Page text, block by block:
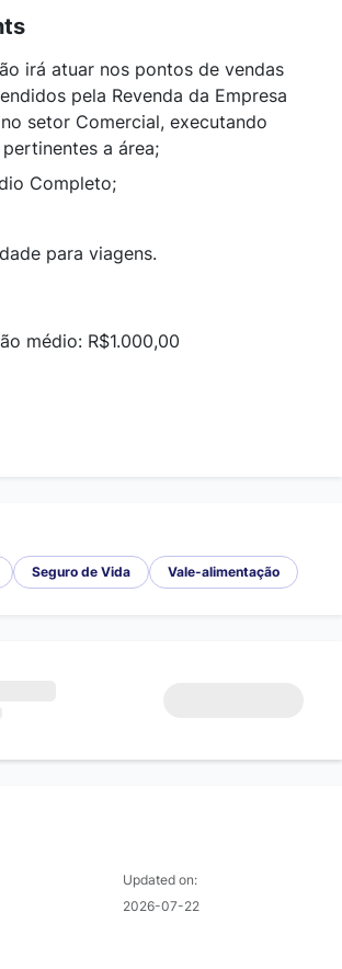
irá atuar nos pontos de vendas
pela Revenda da Empresa
setor Comercial, executando
a área;
Completo;
para viagens.
médio: R$1.000,00
Seguro de Vida Vale-alimentação
Updated on:
2026-07-22